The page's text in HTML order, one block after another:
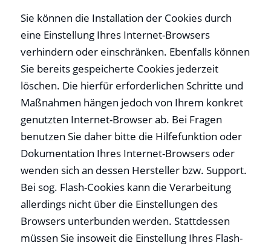
Sie können die Installation der Cookies durch
eine Einstellung Ihres Internet-Browsers
verhindern oder einschränken. Ebenfalls können
Sie bereits gespeicherte Cookies jederzeit
löschen. Die hierfür erforderlichen Schritte und
Maßnahmen hängen jedoch von Ihrem konkret
genutzten Internet-Browser ab. Bei Fragen
benutzen Sie daher bitte die Hilfefunktion oder
Dokumentation Ihres Internet-Browsers oder
wenden sich an dessen Hersteller bzw. Support.
Bei sog. Flash-Cookies kann die Verarbeitung
allerdings nicht über die Einstellungen des
Browsers unterbunden werden. Stattdessen
müssen Sie insoweit die Einstellung Ihres Flash-